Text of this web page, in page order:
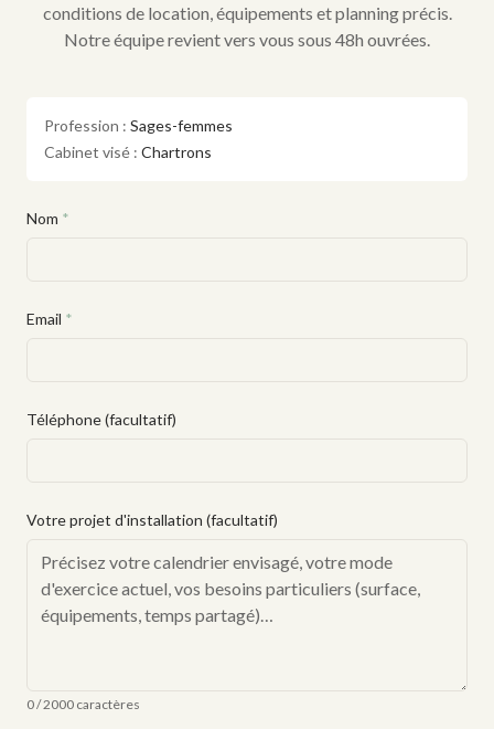
conditions de location, équipements et planning précis.
Notre équipe revient vers vous sous 48h ouvrées.
Profession : Sages-femmes
Cabinet visé : Chartrons
Nom *
Email *
Téléphone (facultatif)
Votre projet d'installation (facultatif)
0 / 2000 caractères